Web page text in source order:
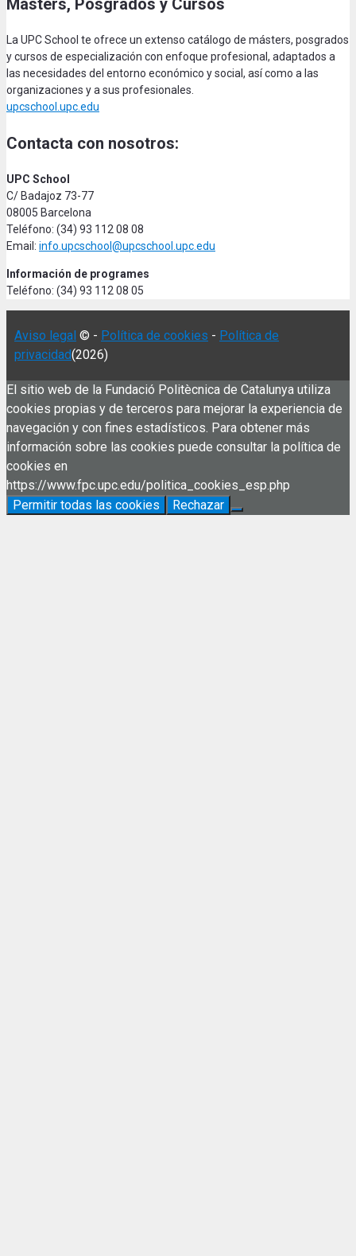
Másters, Posgrados y Cursos
La UPC School te ofrece un extenso catálogo de másters, posgrados
y cursos de especialización con enfoque profesional, adaptados a
las necesidades del entorno económico y social, así como a las
organizaciones y a sus profesionales.
upcschool.upc.edu
Contacta con nosotros:
UPC School
C/ Badajoz 73-77
08005 Barcelona
Teléfono: (34) 93 112 08 08
Email: info.upcschool@upcschool.upc.edu
Información de programes
Teléfono: (34) 93 112 08 05
Aviso legal © - Política de cookies - Política de
privacidad(2026)
El sitio web de la Fundació Politècnica de Catalunya utiliza
cookies propias y de terceros para mejorar la experiencia de
navegación y con fines estadísticos. Para obtener más
información sobre las cookies puede consultar la política de
cookies en
https://www.fpc.upc.edu/politica_cookies_esp.php
Permitir todas las cookies
Rechazar